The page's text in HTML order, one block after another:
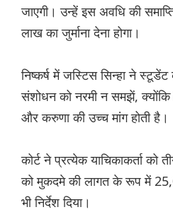
जाएगी। उन्हें इस अवधि की
लाख का जुर्माना देना होगा।
निष्कर्ष में जस्टिस सिन्हा ने
संशोधन को नरमी न समझें, क्योंकि
और करुणा की उच्च मांग होती है।
कोर्ट ने प्रत्येक याचिकाकर्ता को
को मुकदमे की लागत के रूप में
भी निर्देश दिया।